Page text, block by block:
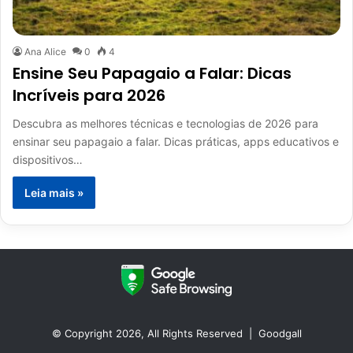
Ana Alice 0 4
Ensine Seu Papagaio a Falar: Dicas
Incríveis para 2026
Descubra as melhores técnicas e tecnologias de 2026 para
ensinar seu papagaio a falar. Dicas práticas, apps educativos e
dispositivos…
Leia mais »
© Copyright 2026, All Rights Reserved | Goodgall